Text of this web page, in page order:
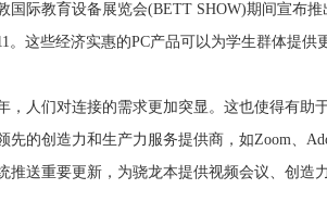
国际教育设备展览会(BETT SHOW)期间宣布推
。这些经济实惠的PC产品可以为学生群体提
人们对连接的需求更加突显。这也使得有助
先的创造力和生产力服务提供商，如Zoom、
推送重要更新，为骁龙本提供视频会议、创造